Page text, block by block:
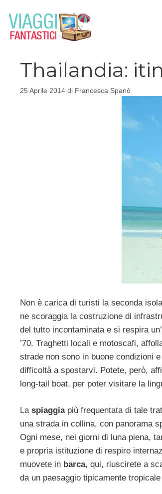
contenuto
Thailandia:
25 Aprile 2014 di Francesca Spanò
Non è carica di turisti la seconda
ne scoraggia la costruzione di
del tutto incontaminata e si respira
’70. Traghetti locali e motoscafi,
strade non sono in buone condizioni
difficoltà a spostarvi. Potete, però,
long-tail boat, per poter visitare la
La spiaggiapiù frequentata di tale
una strada in collina, con panorama
Ogni mese, nei giorni di luna piena,
e propria istituzione di respiro
muovete in barca, qui, riuscirete a
da un paesaggio tipicamente